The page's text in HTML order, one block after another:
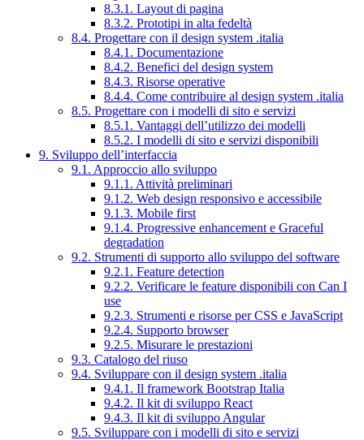
8.3.1. Layout di pagina
8.3.2. Prototipi in alta fedeltà
8.4. Progettare con il design system .italia
8.4.1. Documentazione
8.4.2. Benefici del design system
8.4.3. Risorse operative
8.4.4. Come contribuire al design system .italia
8.5. Progettare con i modelli di sito e servizi
8.5.1. Vantaggi dell’utilizzo dei modelli
8.5.2. I modelli di sito e servizi disponibili
9. Sviluppo dell’interfaccia
9.1. Approccio allo sviluppo
9.1.1. Attività preliminari
9.1.2. Web design responsivo e accessibile
9.1.3. Mobile first
9.1.4. Progressive enhancement e Graceful
degradation
9.2. Strumenti di supporto allo sviluppo del software
9.2.1. Feature detection
9.2.2. Verificare le feature disponibili con Can I
use
9.2.3. Strumenti e risorse per CSS e JavaScript
9.2.4. Supporto browser
9.2.5. Misurare le prestazioni
9.3. Catalogo del riuso
9.4. Sviluppare con il design system .italia
9.4.1. Il framework Bootstrap Italia
9.4.2. Il kit di sviluppo React
9.4.3. Il kit di sviluppo Angular
9.5. Sviluppare con i modelli di sito e servizi